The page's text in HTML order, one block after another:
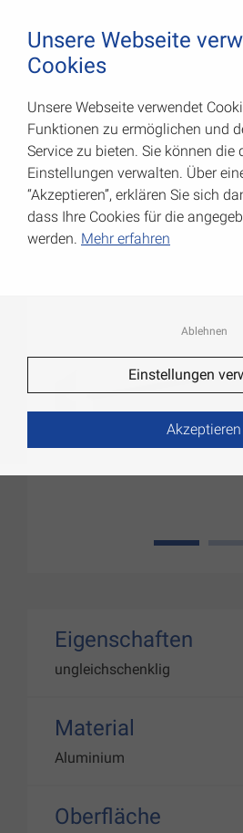
Alu Winkel-
Art.-Nr.: 054220100IO
1
Eigenschaften
ungleichschenklig
Material
Aluminium
Oberfläche
Unsere Webseite
Cookies
Unsere Webseite verwendet
Funktionen zu ermöglichen und
Service zu bieten. Sie können die
Einstellungen verwalten. Über
“Akzeptieren”, erklären Sie sich
dass Ihre Cookies für die
werden. Mehr erfahren
Ablehnen
Einstellungen
Akzeptieren